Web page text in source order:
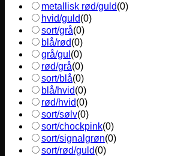
metallisk rød/guld(0)
hvid/guld(0)
sort/grå(0)
blå/rød(0)
grå/gul (0)
rød/grå(0)
sort/blå(0)
blå/hvid(0)
rød/hvid(0)
sort/sølv(0)
sort/chockpink(0)
sort/signalgrøn(0)
sort/rød/guld(0)